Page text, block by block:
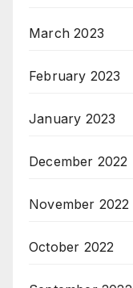
March 2023
February 2023
January 2023
December 2022
November 2022
October 2022